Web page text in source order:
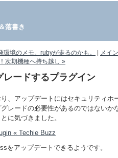
落書き
境のメモ。rubyが走るのかも。 メイン
次期機種へ持ち越し »
ードするプラグイン
、アップデートにはセキュリティホ
レードの必要性があるのではないか
に気づきました。
« Techie Buzz
をアップデートできるようです。